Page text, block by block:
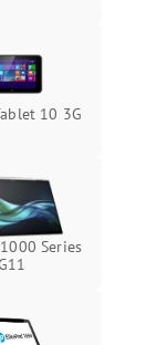
10 3G
Series